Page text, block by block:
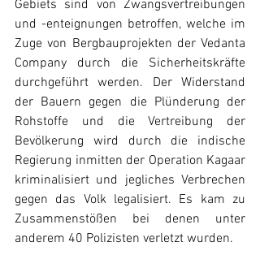
Gebiets sind von Zwangsvertreibungen
und -enteignungen betroffen, welche im
Zuge von Bergbauprojekten der Vedanta
Company durch die Sicherheitskräfte
durchgeführt werden. Der Widerstand
der Bauern gegen die Plünderung der
Rohstoffe und die Vertreibung der
Bevölkerung wird durch die indische
Regierung inmitten der Operation Kagaar
kriminalisiert und jegliches Verbrechen
gegen das Volk legalisiert. Es kam zu
Zusammenstößen bei denen unter
anderem 40 Polizisten verletzt wurden.